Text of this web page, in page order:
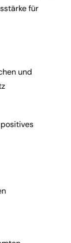
für
und